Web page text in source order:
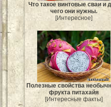
Что такое винтовые сваи и
чего они нужны.
[Интересное]
Полезные свойства
фрукта питахайя
[Интересные факты]